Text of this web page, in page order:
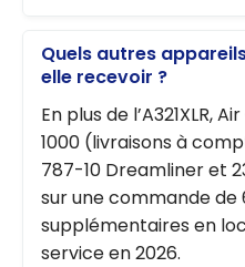
Quels autres
elle recevoir ?
En plus de l’A321XLR,
1000 (livraisons à
787-10 Dreamliner et
sur une commande de
supplémentaires en
service en 2026.